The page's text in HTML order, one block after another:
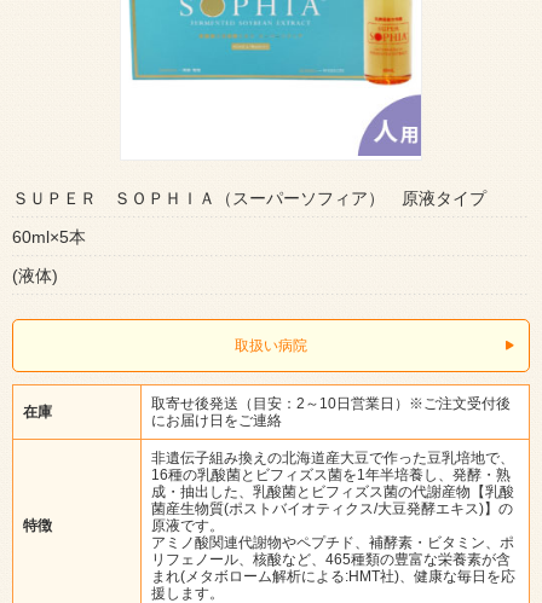
ＳＵＰＥＲ ＳＯＰＨＩＡ（スーパーソフィア） 原液タイプ
60ml×5本
(液体)
取扱い病院
在庫
取寄せ後発送（目安：2～10日営業日）※ご注文受付後
にお届け日をご連絡
特徴
非遺伝子組み換えの北海道産大豆で作った豆乳培地で、
16種の乳酸菌とビフィズス菌を1年半培養し、発酵・熟
成・抽出した、乳酸菌とビフィズス菌の代謝産物【乳酸
菌産生物質(ポストバイオティクス/大豆発酵エキス)】の
原液です。
アミノ酸関連代謝物やペプチド、補酵素・ビタミン、ポ
リフェノール、核酸など、465種類の豊富な栄養素が含
まれ(メタボローム解析による:HMT社)、健康な毎日を応
援します。